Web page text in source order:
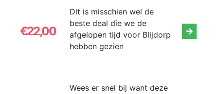
€22,00
Dit is misschien wel de
beste deal die we de
afgelopen tijd voor Blijdorp
hebben gezien
Wees er snel bij want deze